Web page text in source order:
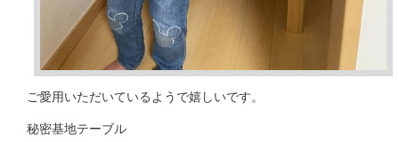
ご愛用いただいているようで嬉しいです。
秘密基地テーブル